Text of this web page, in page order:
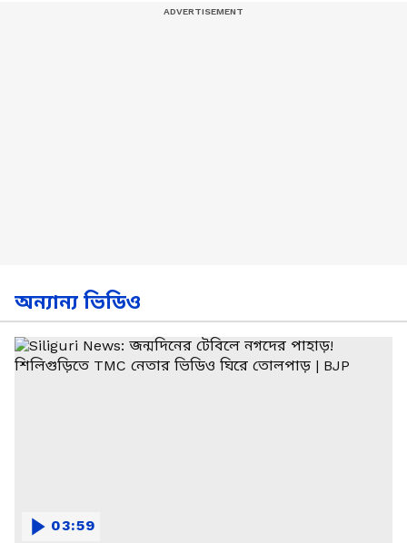
অন্যান্য ভিডিও
03:59